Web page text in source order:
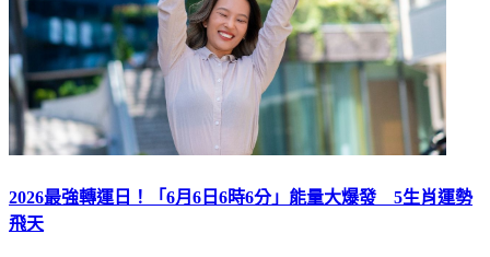
2026最強轉運日！「6月6日6時6分」能量大爆發 5生肖運勢